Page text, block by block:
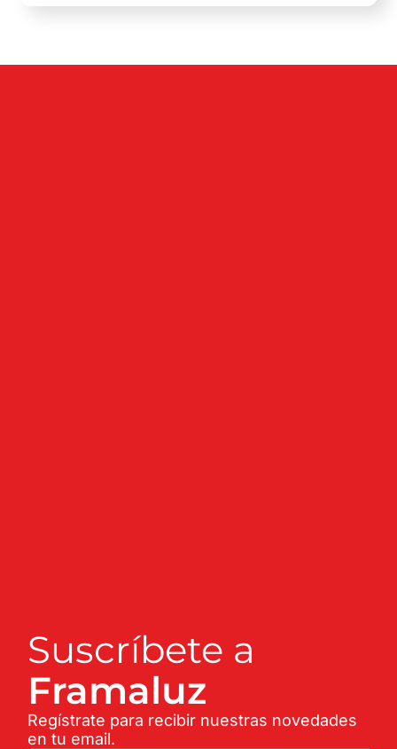
Suscríbete a
Framaluz
Regístrate para recibir nuestras novedades
en tu email.